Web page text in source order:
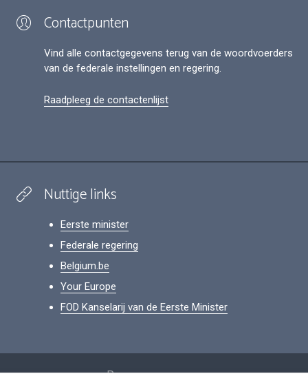
Contactpunten
Vind alle contactgegevens terug van de woordvoerders
van de federale instellingen en regering.
Raadpleeg de contactenlijst
Nuttige links
Eerste minister
Federale regering
Belgium.be
Your Europe
FOD Kanselarij van de Eerste Minister